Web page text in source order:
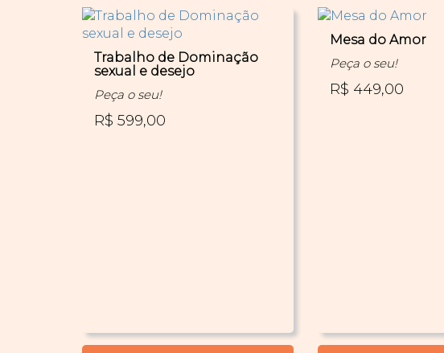
Trabalho de Dominação
sexual e desejo
Peça o seu!
R$ 599,00
Mesa do Amor
Peça o seu!
R$ 449,00